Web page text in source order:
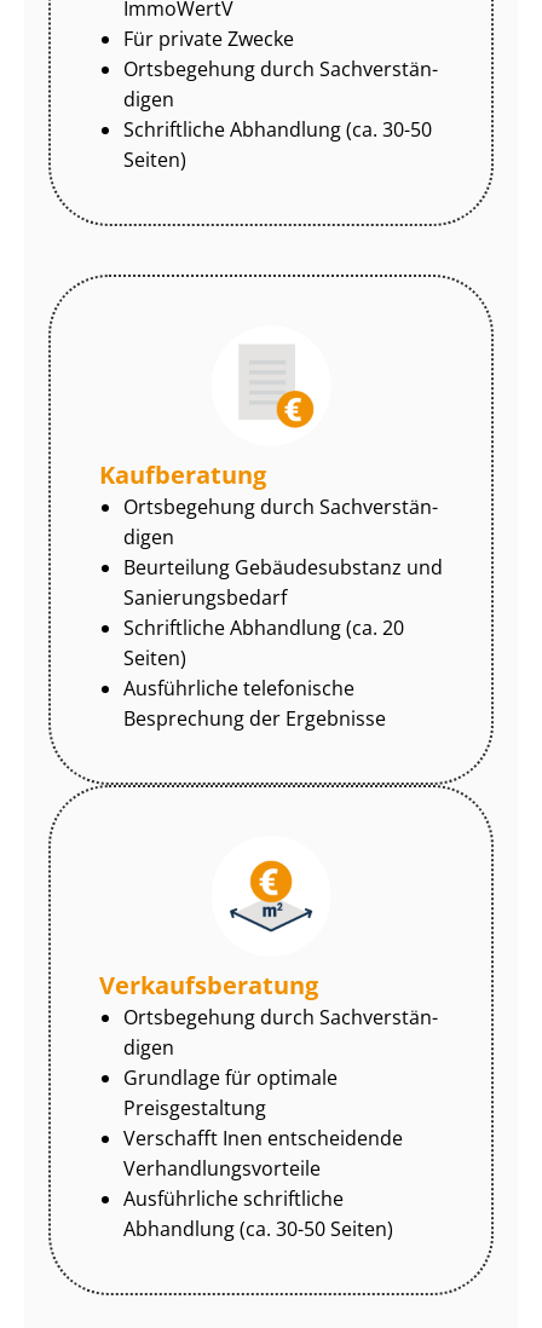
ImmoWertV
Für private Zwecke
Ortsbegehung durch Sach­ver­stän­
di­gen
Schriftliche Abhandlung (ca. 30-50
Seiten)
Kaufberatung
Ortsbegehung durch Sach­ver­stän­
di­gen
Beurteilung Gebäudesubstanz und
Sa­nie­rungs­be­darf
Schriftliche Abhandlung (ca. 20
Seiten)
Ausführliche telefonische
Besprechung der Ergebnisse
Ver­kaufs­be­ra­tung
Ortsbegehung durch Sach­ver­stän­
di­gen
Grundlage für optimale
Preisgestaltung
Verschafft Inen entscheidende
Ver­hand­lungs­vor­tei­le
Ausführliche schriftliche
Abhandlung (ca. 30-50 Seiten)